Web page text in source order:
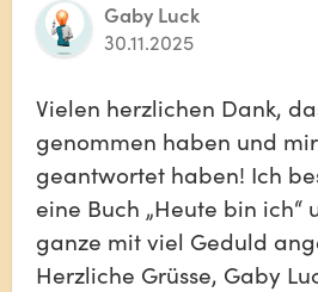
Gaby Luck
30.11.2025
Vielen herzlichen Dank,
genommen haben und
geantwortet haben! Ich
eine Buch „Heute bin ich“
ganze mit viel Geduld
Herzliche Grüsse, Gaby